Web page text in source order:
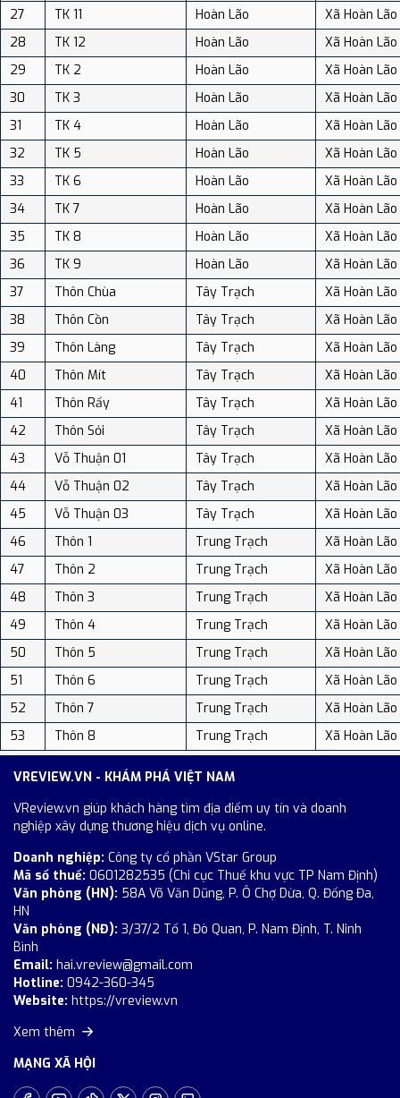
27
TK 11 Hoàn Lão
Xã Hoàn Lão
28
TK 12 Hoàn Lão
Xã Hoàn Lão
29
TK 2 Hoàn Lão
Xã Hoàn Lão
30
TK 3 Hoàn Lão
Xã Hoàn Lão
31
TK 4 Hoàn Lão
Xã Hoàn Lão
32
TK 5 Hoàn Lão
Xã Hoàn Lão
33
TK 6 Hoàn Lão
Xã Hoàn Lão
34
TK 7 Hoàn Lão
Xã Hoàn Lão
35
TK 8 Hoàn Lão
Xã Hoàn Lão
36
TK 9 Hoàn Lão
Xã Hoàn Lão
37
Thôn Chùa Tây Trạch
Xã Hoàn Lão
38
Thôn Cồn Tây Trạch
Xã Hoàn Lão
39
Thôn Làng Tây Trạch
Xã Hoàn Lão
40
Thôn Mít Tây Trạch
Xã Hoàn Lão
41
Thôn Rẩy Tây Trạch
Xã Hoàn Lão
42
Thôn Sỏi Tây Trạch
Xã Hoàn Lão
43
Vỗ Thuận 01 Tây Trạch
Xã Hoàn Lão
44
Vỗ Thuận 02 Tây Trạch
Xã Hoàn Lão
45
Vỗ Thuận 03 Tây Trạch
Xã Hoàn Lão
46
Thôn 1 Trung Trạch
Xã Hoàn Lão
47
Thôn 2 Trung Trạch
Xã Hoàn Lão
48
Thôn 3 Trung Trạch
Xã Hoàn Lão
49
Thôn 4 Trung Trạch
Xã Hoàn Lão
50
Thôn 5 Trung Trạch
Xã Hoàn Lão
51
Thôn 6 Trung Trạch
Xã Hoàn Lão
52
Thôn 7 Trung Trạch
Xã Hoàn Lão
53
Thôn 8 Trung Trạch Xã Hoàn Lão
VREVIEW.VN - KHÁM PHÁ VIỆT NAM
VReview.vn giúp khách hàng tìm địa điểm uy tín và doanh
nghiệp xây dựng thương hiệu dịch vụ online.
Doanh nghiệp: Công ty cổ phần VStar Group
Mã số thuế: 0601282535 (Chi cục Thuế khu vực TP Nam Định)
Văn phòng (HN): 58A Võ Văn Dũng, P. Ô Chợ Dừa, Q. Đống Đa,
HN
Văn phòng (NĐ): 3/37/2 Tổ 1, Đò Quan, P. Nam Định, T. Ninh
Bình
Email: hai.vreview@gmail.com
Hotline: 0942-360-345
Website: https://vreview.vn
Xem thêm
MẠNG XÃ HỘI